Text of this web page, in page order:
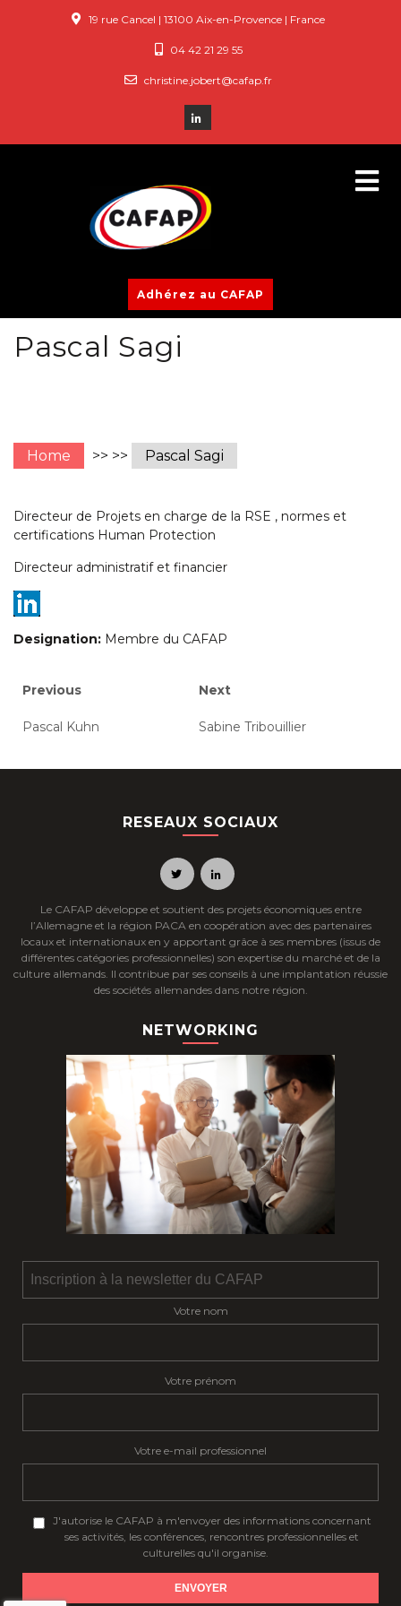
19 rue Cancel | 13100 Aix-en-Provence | France
04 42 21 29 55
christine.jobert@cafap.fr
Adhérez au CAFAP
Pascal Sagi
Home >> >> Pascal Sagi
Directeur de Projets en charge de la RSE , normes et
certifications Human Protection
Directeur administratif et financier
Designation: Membre du CAFAP
Navigation
de
l’article
Previous
Previous
Pascal Kuhn
Next
Next
Sabine Tribouillier
RESEAUX SOCIAUX
Le CAFAP développe et soutient des projets économiques entre
l’Allemagne et la région PACA en coopération avec des partenaires
locaux et internationaux en y apportant grâce à ses membres (issus de
différentes catégories professionnelles) son expertise du marché et de la
culture allemands. Il contribue par ses conseils à une implantation réussie
des sociétés allemandes dans notre région.
NETWORKING
Votre nom
Votre prénom
Votre e-mail professionnel
J'autorise le CAFAP à m'envoyer des informations concernant
ses activités, les conférences, rencontres professionnelles et
culturelles qu'il organise.